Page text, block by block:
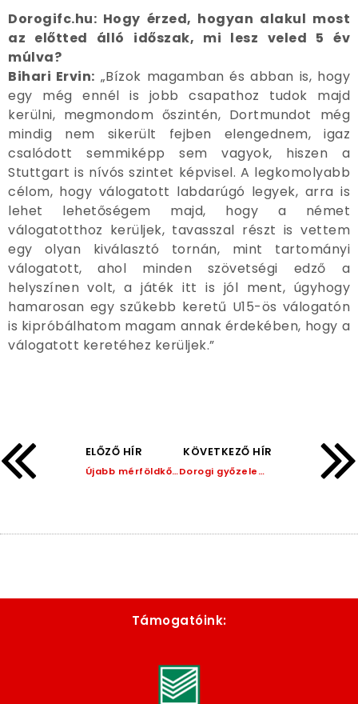
Dorogifc.hu: Hogy érzed, hogyan alakul most
az előtted álló időszak, mi lesz veled 5 év
múlva?
Bihari Ervin: „Bízok magamban és abban is, hogy
egy még ennél is jobb csapathoz tudok majd
kerülni, megmondom őszintén, Dortmundot még
mindig nem sikerült fejben elengednem, igaz
csalódott semmiképp sem vagyok, hiszen a
Stuttgart is nívós szintet képvisel. A legkomolyabb
célom, hogy válogatott labdarúgó legyek, arra is
lehet lehetőségem majd, hogy a német
válogatotthoz kerüljek, tavasszal részt is vettem
egy olyan kiválasztó tornán, mint tartományi
válogatott, ahol minden szövetségi edző a
helyszínen volt, a játék itt is jól ment, úgyhogy
hamarosan egy szűkebb keretű U15-ös válogatón
is kipróbálhatom magam annak érdekében, hogy a
válogatott keretéhez kerüljek.”
ELŐZŐ HÍR
Újabb mérföldkő egyesületünk életében!
KÖVETKEZŐ HÍR
Dorogi győzelem a Karnevál Kupán!
Támogatóink: